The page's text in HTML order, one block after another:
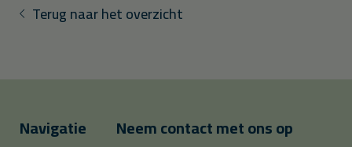
Terug naar het overzicht
Navigatie Neem contact met ons op